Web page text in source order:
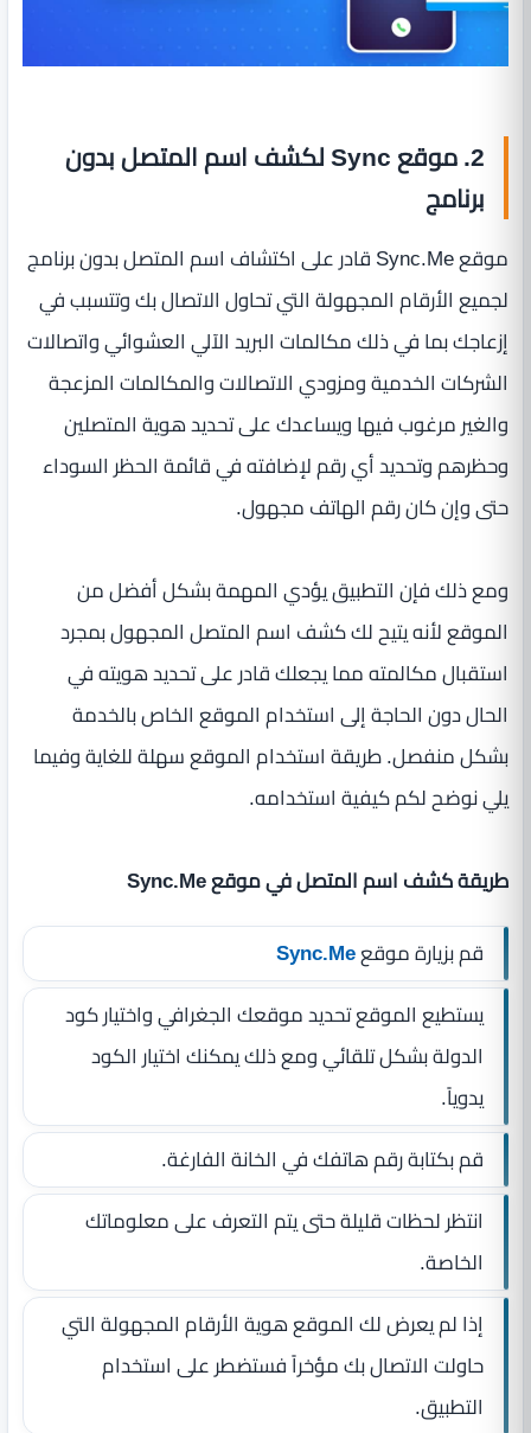
2. موقع Sync لكشف اسم المتصل بدون
برنامج
موقع Sync.Me قادر على اكتشاف اسم المتصل بدون برنامج
لجميع الأرقام المجهولة التي تحاول الاتصال بك وتتسبب في
إزعاجك بما في ذلك مكالمات البريد الآلي العشوائي واتصالات
الشركات الخدمية ومزودي الاتصالات والمكالمات المزعجة
والغير مرغوب فيها ويساعدك على تحديد هوية المتصلين
وحظرهم وتحديد أي رقم لإضافته في قائمة الحظر السوداء
حتى وإن كان رقم الهاتف مجهول.
ومع ذلك فإن التطبيق يؤدي المهمة بشكل أفضل من
الموقع لأنه يتيح لك كشف اسم المتصل المجهول بمجرد
استقبال مكالمته مما يجعلك قادر على تحديد هويته في
الحال دون الحاجة إلى استخدام الموقع الخاص بالخدمة
بشكل منفصل. طريقة استخدام الموقع سهلة للغاية وفيما
يلي نوضح لكم كيفية استخدامه.
طريقة كشف اسم المتصل في موقع Sync.Me
قم بزيارة موقعSync.Me
يستطيع الموقع تحديد موقعك الجغرافي واختيار كود
الدولة بشكل تلقائي ومع ذلك يمكنك اختيار الكود
يدوياً.
قم بكتابة رقم هاتفك في الخانة الفارغة.
انتظر لحظات قليلة حتى يتم التعرف على معلوماتك
الخاصة.
إذا لم يعرض لك الموقع هوية الأرقام المجهولة التي
حاولت الاتصال بك مؤخراً فستضطر على استخدام
التطبيق.